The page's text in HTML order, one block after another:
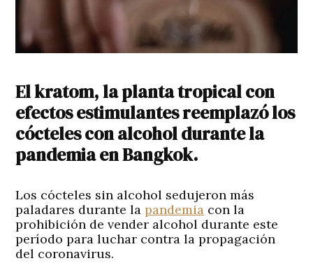
El kratom, la planta tropical con
efectos estimulantes reemplazó los
cócteles con alcohol durante la
pandemia en Bangkok.
Los cócteles sin alcohol sedujeron más
paladares durante lapandemia con la
prohibición de vender alcohol durante este
período para luchar contra la propagación
del coronavirus.